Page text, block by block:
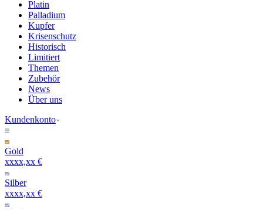
Platin
Palladium
Kupfer
Krisenschutz
Historisch
Limitiert
Themen
Zubehör
News
Über uns
Kundenkonto
Gold
xxxx,xx €
Silber
xxxx,xx €